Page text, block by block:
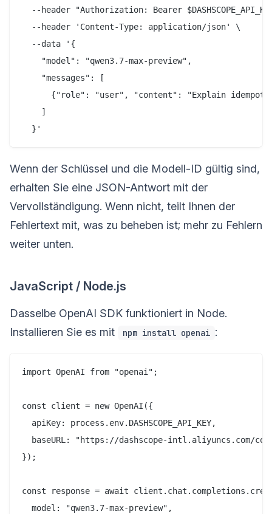
--header "Authorization: Bearer
  --header 'Content-Type: application/json' \
  --data '{
    "model": "qwen3.7-max-preview",
    "messages": [
{"role": "user", "content": "Explain
    ]
Wenn der Schlüssel und die Modell-ID gültig sind,
erhalten Sie eine JSON-Antwort mit der
Vervollständigung. Wenn nicht, teilt Ihnen der
Fehlertext mit, was zu beheben ist; mehr zu Fehlern
weiter unten.
JavaScript / Node.js
Dasselbe OpenAI SDK funktioniert in Node.
Installieren Sie es mit
npm install openai :
import OpenAI from "openai";
const client = new OpenAI({
  apiKey: process.env.DASHSCOPE_API_KEY,
baseURL: "https://dashscope-intl.aliyuncs.com/
});
const response = await
  model: "qwen3.7-max-preview",